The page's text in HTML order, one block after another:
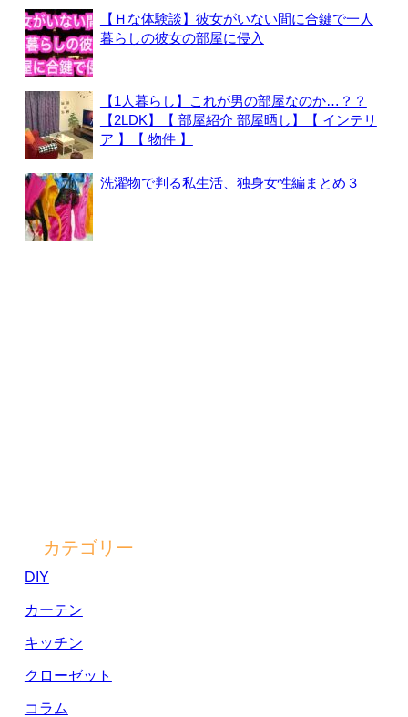
【Ｈな体験談】彼女がいない間に合鍵で一人
暮らしの彼女の部屋に侵入
【1人暮らし】これが男の部屋なのか…？？
【2LDK】【 部屋紹介 部屋晒し】【 インテリ
ア 】【 物件 】
洗濯物で判る私生活、独身女性編まとめ３
カテゴリー
DIY
カーテン
キッチン
クローゼット
コラム